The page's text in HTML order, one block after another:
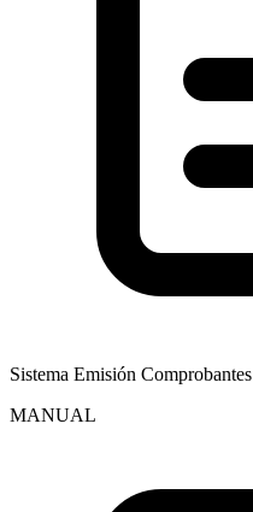
Sistema Emisión Comprobantes
MANUAL